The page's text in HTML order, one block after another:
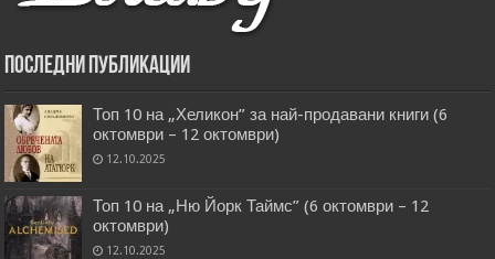
Последни публикации
Топ 10 на „Хеликон” за най-продавани книги (6
октомври – 12 октомври)
12.10.2025
Топ 10 на „Ню Йорк Таймс” (6 октомври – 12
октомври)
12.10.2025